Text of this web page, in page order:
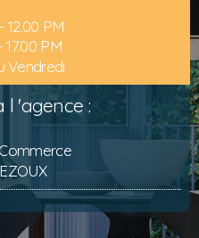
12.00 PM
17.00 PM
Vendredi
l 'agence :